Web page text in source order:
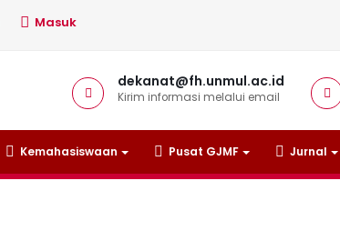
Masuk
dekanat@fh.unmul.ac.id
Kirim informasi melalui email
Kemahasiswaan Pusat GJMF Jurnal